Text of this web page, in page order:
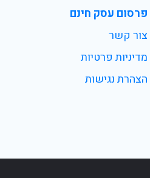
פרסום עסק חינם
צור קשר
מדיניות פרטיות
הצהרת נגישות